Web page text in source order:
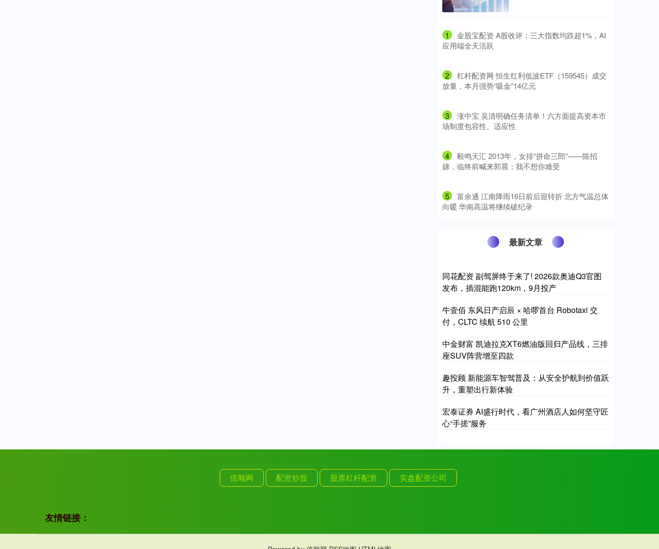
1
​金股宝配资 A股收评：三大指数均跌超1%，AI
应用端全天活跃
2
​杠杆配资网 恒生红利低波ETF（159545）成交
放量，本月强势“吸金”14亿元
3
​涨中宝 吴清明确任务清单！六方面提高资本市
场制度包容性、适应性
4
​毅鸣天汇 2013年，女排“拼命三郎”——陈招
娣，临终前喊来郭晨：我不想你难受
5
​富余通 江南降雨16日前后迎转折 北方气温总体
向暖 华南高温将继续破纪录
最新文章
同花配资 副驾屏终于来了! 2026款奥迪Q3官图
发布，插混能跑120km，9月投产
牛壹佰 东风日产启辰 × 哈啰首台 Robotaxi 交
付，CLTC 续航 510 公里
中金财富 凯迪拉克XT6燃油版回归产品线，三排
座SUV阵营增至四款
趣投顾 新能源车智驾普及：从安全护航到价值跃
升，重塑出行新体验
宏泰证券 AI盛行时代，看广州酒店人如何坚守匠
心“手搓”服务
倍顺网 配资炒股 股票杠杆配资 实盘配资公司
友情链接：